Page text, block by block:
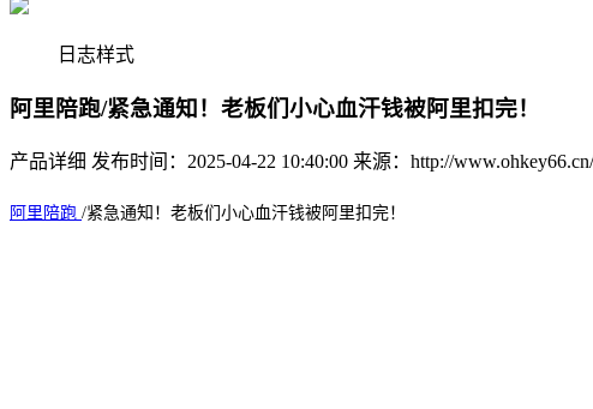
日志样式
阿里陪跑/紧急通知！老板们小心血汗钱被阿里扣完！
产品详细 发布时间：2025-04-22 10:40:00 来源：http://
阿里陪跑 /紧急通知！老板们小心血汗钱被阿里扣完！